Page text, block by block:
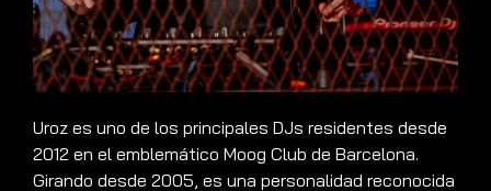
Uroz es uno de los principales DJs residentes desde
2012 en el emblemático Moog Club de Barcelona.
Girando desde 2005, es una personalidad reconocida